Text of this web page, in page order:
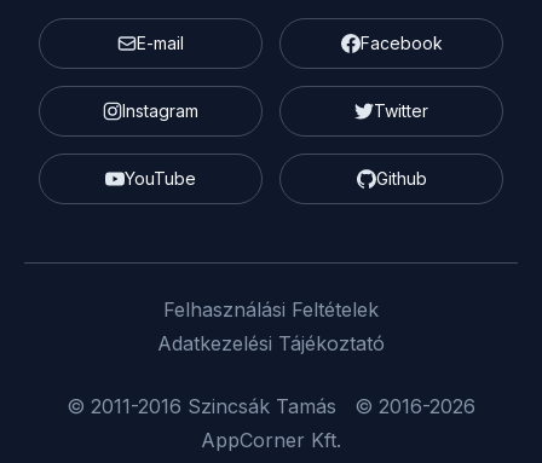
E-mail Facebook
Instagram Twitter
YouTube Github
Felhasználási Feltételek
Adatkezelési Tájékoztató
© 2011-2016 Szincsák Tamás © 2016-2026
AppCorner Kft.